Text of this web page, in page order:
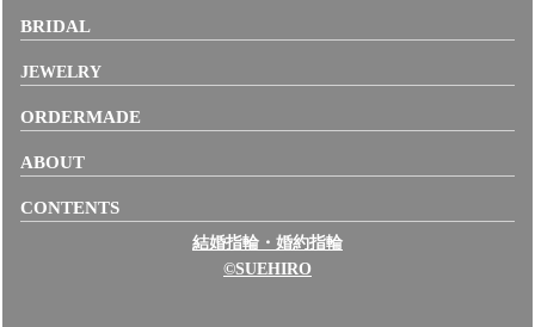
BRIDAL
JEWELRY
ORDERMADE
ABOUT
CONTENTS
結婚指輪・婚約指輪
©SUEHIRO